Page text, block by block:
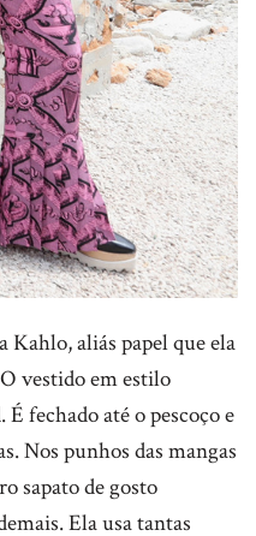
aliás papel que ela
vestido em estilo
fechado até o pescoço e
Nos punhos das mangas
sapato de gosto
Ela usa tantas